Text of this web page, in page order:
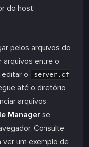
do host.
pelos arquivos do
arquivos entre o
editar o
server.cf
até o diretório
arquivos
Manager se
Consulte
ver um exemplo de